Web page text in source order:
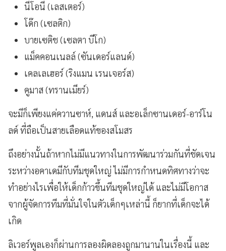
นีโอนี (เลสเตอร์)
โด๊ก (เซลติก)
บายเซติช (เซลตา บีโก)
แม็คคอนเนลล์ (ซันเดอร์แลนด์)
เคลเลเฮอร์ (ริงแมน เรนเจอร์ส)
คูมาส (ทรานเมียร์)
จะมีก็เพียงแค่ควานซาห์, แดนส์ และอเล็กซานเดอร์-อาร์โน
ลด์ ที่ถือเป็นสายเลือดแท้ของสโมสร
ถึงอย่างนั้นถ้าหากไม่มีแนวทางในการพัฒนาร่วมกันที่ชัดเจน
ระหว่างอคาเดมีกับทีมชุดใหญ่ ไม่มีการกำหนดทิศทางว่าจะ
ทำอย่างไรเพื่อให้เด็กก้าวขึ้นทีมชุดใหญ่ได้ และไม่มีโอกาส
จากผู้จัดการทีมที่มั่นใจในตัวเด็กๆเหล่านี้ ก็ยากที่เด็กจะได้
เกิด
ลิเวอร์พูลเองก็ผ่านการลองผิดลองถูกมานานในเรื่องนี้ และ